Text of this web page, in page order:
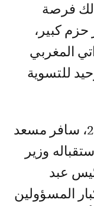
فرصة
حزم كبير،
المغربي
للتسوية
بعد أيام قليلة، في 27 يناير2026، سافر مسعد
وزير
عبد
المسؤولين